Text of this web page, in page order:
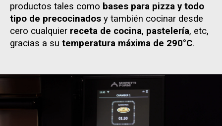
productos tales como bases para pizza y todo
tipo de precocinados y también cocinar desde
cero cualquier receta de cocina, pastelería, etc,
gracias a su temperatura máxima de 290°C.